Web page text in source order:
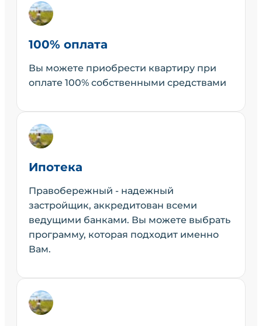
100% оплата
Вы можете приобрести квартиру при
оплате 100% собственными средствами
Ипотека
Правобережный - надежный
застройщик, аккредитован всеми
ведущими банками. Вы можете выбрать
программу, которая подходит именно
Вам.